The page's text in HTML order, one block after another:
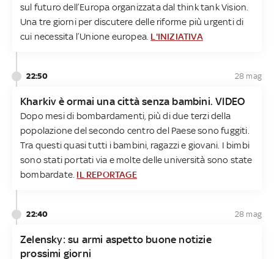
sul futuro dell’Europa organizzata dal think tank Vision.
Una tre giorni per discutere delle riforme più urgenti di
cui necessita l’Unione europea. L'INIZIATIVA
22:50 28 mag
Kharkiv è ormai una città senza bambini. VIDEO
Dopo mesi di bombardamenti, più di due terzi della
popolazione del secondo centro del Paese sono fuggiti.
Tra questi quasi tutti i bambini, ragazzi e giovani. I bimbi
sono stati portati via e molte delle università sono state
bombardate. IL REPORTAGE
22:40 28 mag
Zelensky: su armi aspetto buone notizie
prossimi giorni